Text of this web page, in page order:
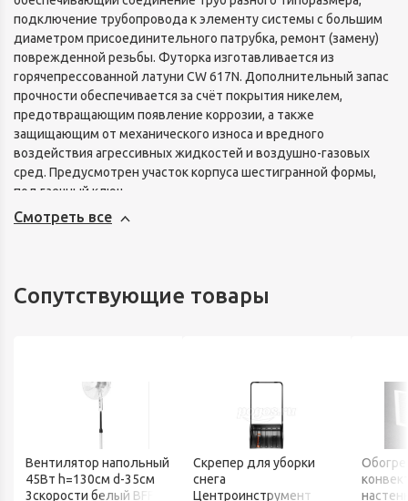
подключение трубопровода к элементу системы с большим
диаметром присоединительного патрубка, ремонт (замену)
поврежденной резьбы. Футорка изготавливается из
горячепрессованной латуни CW 617N. Дополнительный запас
прочности обеспечивается за счёт покрытия никелем,
предотвращающим появление коррозии, а также
защищающим от механического износа и вредного
воздействия агрессивных жидкостей и воздушно-газовых
сред. Предусмотрен участок корпуса шестигранной формы,
под гаечный ключ.
Смотреть все
Сопутствующие товары
Вентилятор напольный
45Вт h=130см d-35см
3скорости белый BFF-
Скрепер для уборки
снега
Центроинструмент